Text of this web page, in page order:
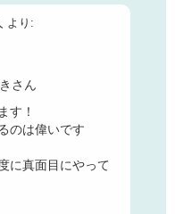
より:
さん
す！
のは偉いです
に真面目にやって